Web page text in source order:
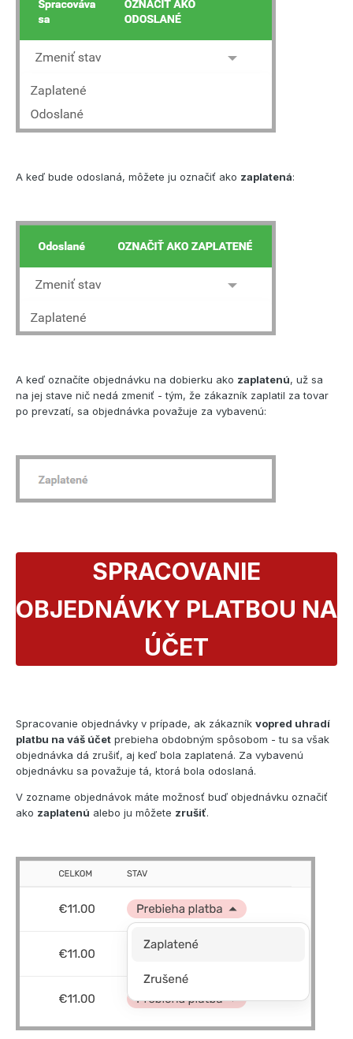
A keď bude odoslaná, môžete ju označiť ako zaplatená:
A keď označíte objednávku na dobierku ako zaplatenú, už sa
na jej stave nič nedá zmeniť - tým, že zákazník zaplatil za tovar
po prevzatí, sa objednávka považuje za vybavenú:
SPRACOVANIE
OBJEDNÁVKY PLATBOU NA
ÚČET
Spracovanie objednávky v prípade, ak zákazník vopred uhradí
platbu na váš účet prebieha obdobným spôsobom - tu sa však
objednávka dá zrušiť, aj keď bola zaplatená. Za vybavenú
objednávku sa považuje tá, ktorá bola odoslaná.
V zozname objednávok máte možnosť buď objednávku označiť
ako zaplatenú alebo ju môžete zrušiť.